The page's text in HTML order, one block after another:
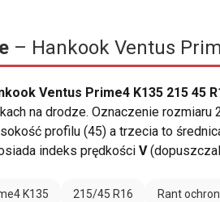
– Hankook Ventus
Ventus Prime4 K135 215 45
na drodze. Oznaczenie
profilu (45) a trzecia to
indeks prędkości V
K135 215/45 R16 Rant